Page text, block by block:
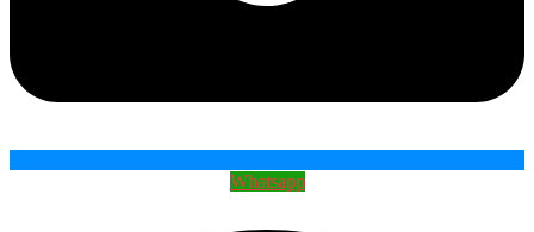
Whatsapp